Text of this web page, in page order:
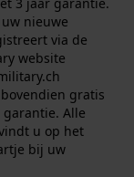
nieuwe
via de
website
gratis
garantie. Alle
u op het
bij uw